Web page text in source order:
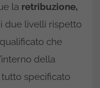
la retribuzione,
due livelli rispetto
che
della
specificato